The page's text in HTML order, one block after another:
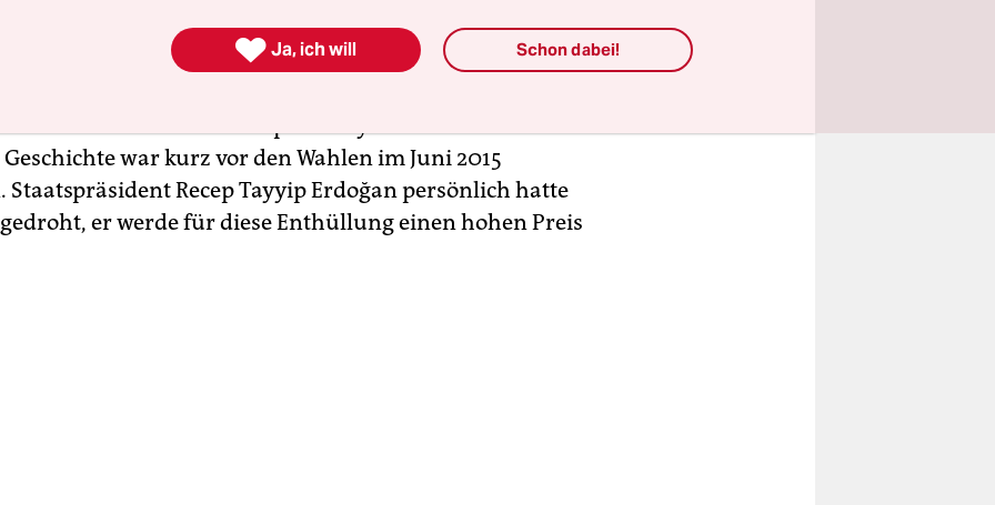
in Ankara, Erdem Gül, war im Mai in erster Instanz gefällt
waren wegen Geheimnisverrats angeklagt worden, weil
war kurz vor den Wahlen im Juni 2015
Staatspräsident Recep Tayyip Erdoğan persönlich hatte
er werde für diese Enthüllung einen hohen Preis
 Ja, ich will Schon dabei!